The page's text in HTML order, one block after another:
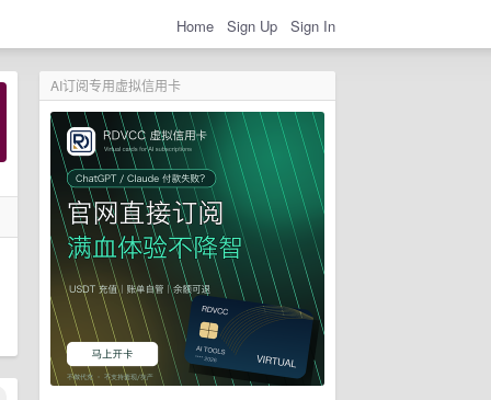
Home Sign Up Sign In
AI订阅专用虚拟信用卡